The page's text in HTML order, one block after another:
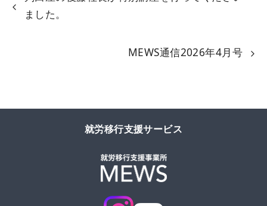
ました。
MEWS通信2026年4月号
就労移行支援サービス